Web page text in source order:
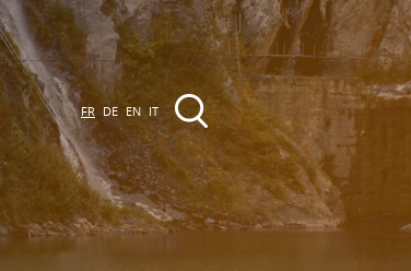
FR DE EN IT